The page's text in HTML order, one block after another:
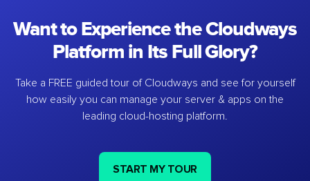
Want to Experience the Cloudways
Platform in Its Full Glory?
Take a FREE guided tour of Cloudways and see for yourself
how easily you can manage your server & apps on the
leading cloud-hosting platform.
START MY TOUR